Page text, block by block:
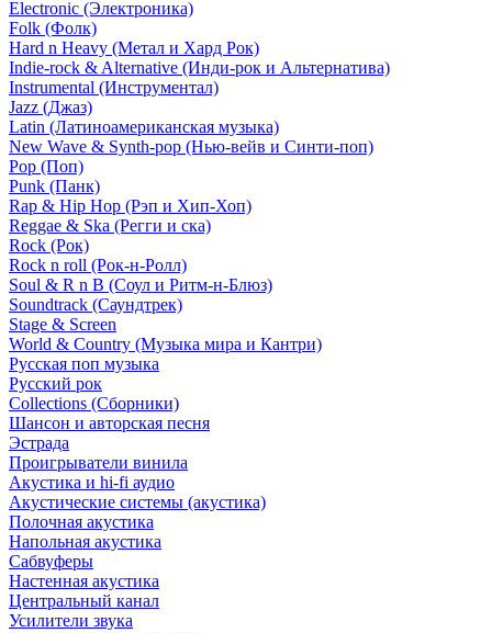
Electronic (Электроника)
Folk (Фолк)
Hard n Heavy (Метал и Хард Рок)
Indie-rock & Alternative (Инди-рок и Альтернатива)
Instrumental (Инструментал)
Jazz (Джаз)
Latin (Латиноамериканская музыка)
New Wave & Synth-pop (Нью-вейв и Синти-поп)
Pop (Поп)
Punk (Панк)
Rap & Hip Hop (Рэп и Хип-Хоп)
Reggae & Ska (Регги и ска)
Rock (Рок)
Rock n roll (Рок-н-Ролл)
Soul & R n B (Соул и Ритм-н-Блюз)
Soundtrack (Саундтрек)
Stage & Screen
World & Country (Музыка мира и Кантри)
Русская поп музыка
Русский рок
Сollections (Сборники)
Шансон и авторская песня
Эстрада
Проигрыватели винила
Акустика и hi-fi аудио
Акустические системы (акустика)
Полочная акустика
Напольная акустика
Сабвуферы
Настенная акустика
Центральный канал
Усилители звука